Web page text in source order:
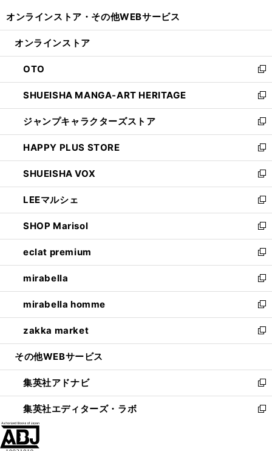
開
ン
ウ
で
開
く
ウ
ン
ド
ウ
で
開
く
オンラインストア・ その他WEBサービス
オンラインストア
OTO
新
し
い
ウ
ィ
ン
ド
ウ
で
開
く
SHUEISHA MANGA-ART HERITAGE
新
し
い
ウ
ィ
ン
ド
ウ
で
開
く
ジャンプキャラクターズストア
新
し
い
ウ
ィ
ン
ド
ウ
で
開
く
HAPPY PLUS STORE
新
し
い
ウ
ィ
ン
ド
ウ
で
開
く
SHUEISHA VOX
新
し
い
ウ
ィ
ン
ド
ウ
で
開
く
LEEマルシェ
新
し
い
ウ
ィ
ン
ド
ウ
で
開
く
SHOP Marisol
新
し
い
ウ
ィ
ン
ド
ウ
で
開
eclat premium
新
し
い
ウ
ィ
ン
ド
ウ
開
く
mirabella
新
し
い
ウ
ィ
ン
ウ
で
開
く
mirabella homme
新
し
い
ウ
ン
ド
ウ
で
zakka market
新
し
ウ
ィ
ン
ド
その他WEBサービス
集英社アドナビ
新
し
い
集英社エディターズ・ラボ
新